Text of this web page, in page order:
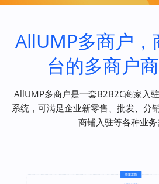
AllUMP多商户
台的多商户
AllUMP多商户是一套B2B2C商家入
系统，可满足企业新零售、批发、分
商铺入驻等各种业务